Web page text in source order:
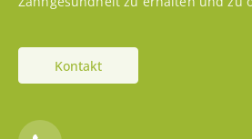
Kontakt